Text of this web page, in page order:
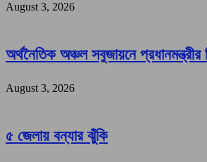
August 3, 2026
অর্থনৈতিক অঞ্চল সবুজায়নে প্রধানমন্ত্রীর
August 3, 2026
৫ জেলায় বন্যার ঝুঁকি